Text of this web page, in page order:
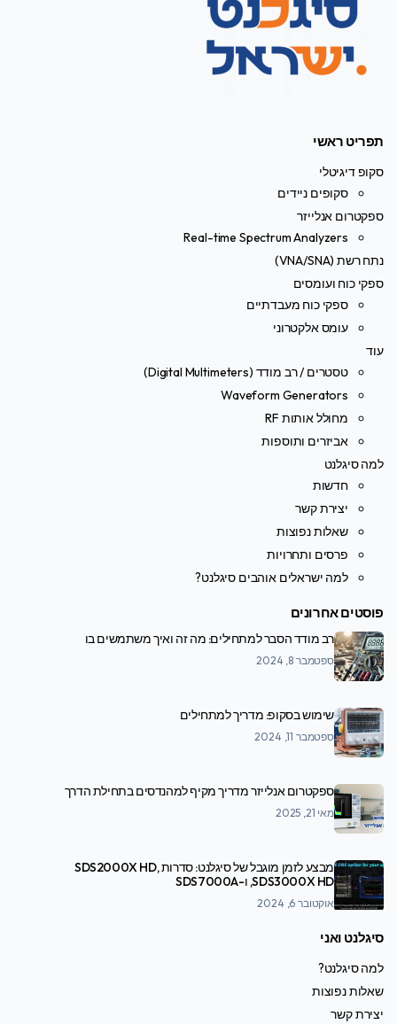
תפריט ראשי
סקופ דיגיטלי
סקופים ניידים
ספקטרום אנלייזר
Real-time Spectrum Analyzers
נתח רשת (VNA/SNA)
ספקי כוח ועומסים
ספקי כוח מעבדתיים
עומס אלקטרוני
עוד
טסטרים / רב מודד (Digital Multimeters)
Waveform Generators
מחולל אותות RF
אביזרים ותוספות
למה סיגלנט
חדשות
יצירת קשר
שאלות נפוצות
פרסים ותחרויות
למה ישראלים אוהבים סיגלנט?
פוסטים אחרונים
רב מודד הסבר למתחילים: מה זה ואיך משתמשים בו
ספטמבר 8, 2024
שימוש בסקופ: מדריך למתחילים
ספטמבר 11, 2024
ספקטרום אנלייזר מדריך מקיף למהנדסים בתחילת הדרך
מאי 21, 2025
מבצע לזמן מוגבל של סיגלנט: סדרות SDS2000X HD,
SDS3000X HD, ו-SDS7000A
אוקטובר 6, 2024
סיגלנט ואני
למה סיגלנט?
שאלות נפוצות
יצירת קשר